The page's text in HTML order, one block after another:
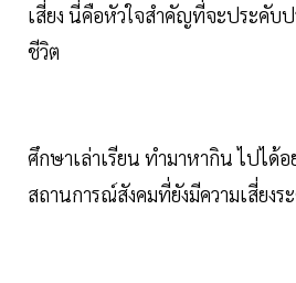
เสี่ยง นี่คือหัวใจสำคัญที่จะประคับป
ชีวิต
ศึกษาเล่าเรียน ทำมาหากิน ไปได้
สถานการณ์สังคมที่ยังมีความเสี่ยงร